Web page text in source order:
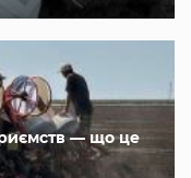
— що це